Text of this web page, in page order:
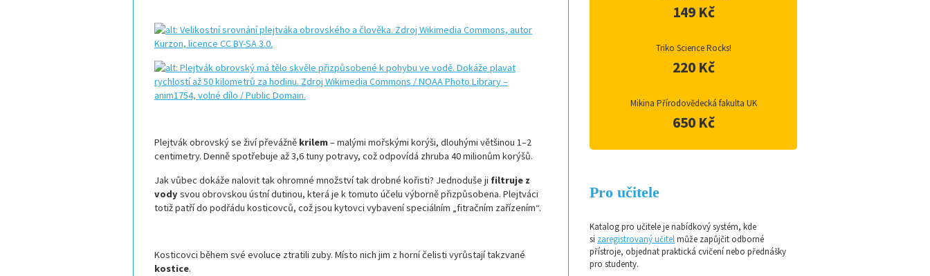
Plejtvák obrovský se živí převážně krilem– malými mořskými korýši, dlouhými většinou 1–2
centimetry. Denně spotřebuje až 3,6 tuny potravy, což odpovídá zhruba 40 milionům korýšů.
Jak vůbec dokáže nalovit tak ohromné množství tak drobné kořisti? Jednoduše ji filtruje z
vodysvou obrovskou ústní dutinou, která je k tomuto účelu výborně přizpůsobena. Plejtváci
totiž patří do podřádu kosticovců, což jsou kytovci vybavení speciálním „fitračním zařízením“.
Kosticovci během své evoluce ztratili zuby. Místo nich jim z horní čelisti vyrůstají takzvané
kostice.
149 Kč
Triko Science Rocks!
220 Kč
Mikina Přírodovědecká fakulta UK
650 Kč
Pro učitele
Katalog pro učitele je nabídkový systém, kde
si zaregistrovaný učitelmůže zapůjčit odborné
přístroje, objednat praktická cvičení nebo přednášky
pro studenty.